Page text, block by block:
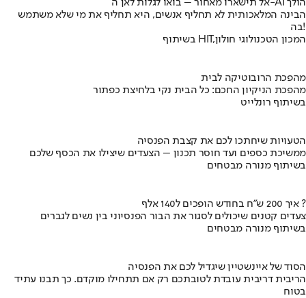
אל תישארו מאחור – בואו לגלות לאן ה-AI הולך
הבינה המלאכותית לא תחליף אנשים, היא תחליף את מי שלא משתמש
בה!
בשיתוף HIT,המכון הטכנולוגי חולון
מהפכת הרובוטיקה לבית
מהפכת הניקיון החכם: כל הבית נקי בלחיצת כפתור
בשיתוף רונלייט
הטעויות שיחתכו לכם את קצבת הפנסיה
ממשיכת כספים ועד חוסר תכנון – הצעדים שיצילו את הכסף שלכם
בשיתוף מנורה מבטחים
איך 200 ש"ח בחודש הופכים ל140 אלף ?
צעדים קטנים שיכולים לסגור את הבור הפנסיוני בין נשים לגברים
בשיתוף מנורה מבטחים
הסוד של איינשטיין שיגדיל לכם את הפנסיה
הריבית דריבית עובדת לטובתכם רק אם תתחילו מוקדם. כך תבנו עתיד
בטוח